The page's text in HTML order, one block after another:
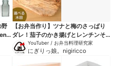
野
【お弁当作り】ツナと梅のさっぱり
ダレ！茄子のかき揚げとレンチンそ
うめん弁当bento＃905
YouTuber / お弁当料理研究家
にぎりっ娘。nigiricco